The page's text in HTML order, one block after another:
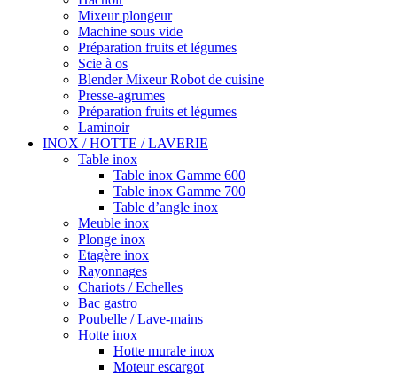
Mixeur plongeur
Machine sous vide
Préparation fruits et légumes
Scie à os
Blender Mixeur Robot de cuisine
Presse-agrumes
Préparation fruits et légumes
Laminoir
INOX / HOTTE / LAVERIE
Table inox
Table inox Gamme 600
Table inox Gamme 700
Table d’angle inox
Meuble inox
Plonge inox
Etagère inox
Rayonnages
Chariots / Echelles
Bac gastro
Poubelle / Lave-mains
Hotte inox
Hotte murale inox
Moteur escargot